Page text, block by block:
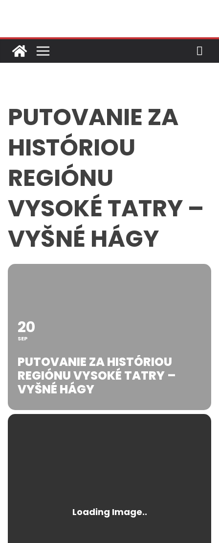
PUTOVANIE ZA
HISTÓRIOU
REGIÓNU
VYSOKÉ TATRY –
VYŠNÉ HÁGY
20
SEP
PUTOVANIE ZA HISTÓRIOU
REGIÓNU VYSOKÉ TATRY –
VYŠNÉ HÁGY